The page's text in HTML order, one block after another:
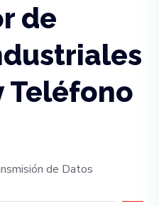
de
Teléfono
de Datos